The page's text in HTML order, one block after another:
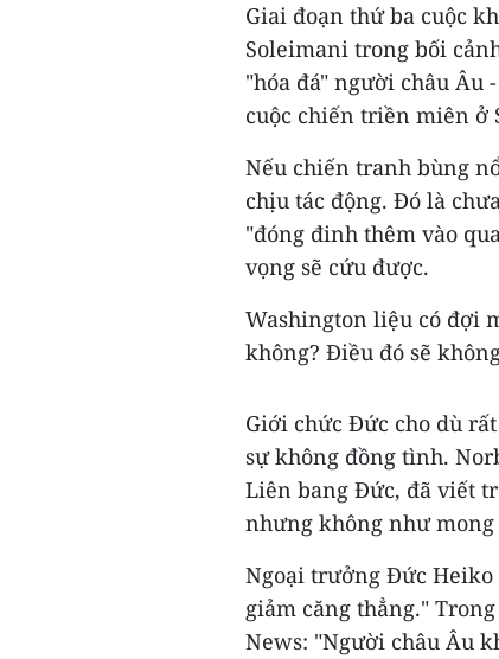
Giai đoạn thứ ba cuộc
Soleimani trong bối
"hóa đá" người châu Âu
cuộc chiến triền miên ở
Nếu chiến tranh bùng
chịu tác động. Đó là
"đóng đinh thêm vào
vọng sẽ cứu được.
Washington liệu có đợi
không? Điều đó sẽ
Giới chức Đức cho dù
sự không đồng tình.
Liên bang Đức, đã viết
nhưng không như
Ngoại trưởng Đức Heiko
giảm căng thẳng."
News: "Người châu Âu